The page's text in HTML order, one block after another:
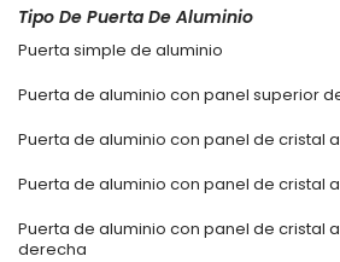
Tipo De Puerta De Aluminio
Puerta simple de aluminio
Puerta de aluminio con panel superior
Puerta de aluminio con panel de cristal
Puerta de aluminio con panel de cristal
Puerta de aluminio con panel de cristal
derecha